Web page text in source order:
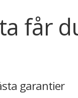
får
garantier